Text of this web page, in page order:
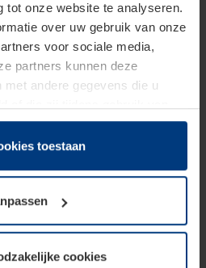
tot onze website te analyseren.
over uw gebruik van onze
voor sociale media,
partners kunnen deze
andere gegevens die u
om cookies op uw
vereist is. Voor alle andere
benodigd. Uw
moment bij de uitleg van de
toestaan
cookies